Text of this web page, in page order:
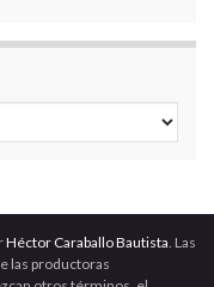
Héctor Caraballo Bautista . Las
las productoras